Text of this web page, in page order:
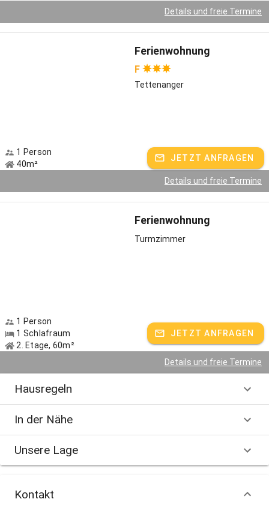
Details und freie Termine
Ferienwohnung
F
Tettenanger
1 Person
40m²
JETZT ANFRAGEN
Details und freie Termine
Ferienwohnung
Turmzimmer
1 Person
1 Schlafraum
2. Etage, 60m²
JETZT ANFRAGEN
Details und freie Termine
Hausregeln
In der Nähe
Unsere Lage
Kontakt